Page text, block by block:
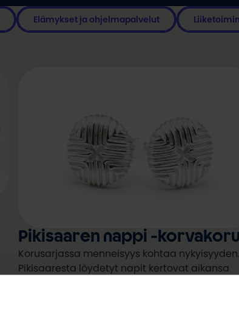
Elämykset ja ohjelmapalvelut
Pikisaaren nappi -
Korusarjassa menneisyys kohtaa nykyisyyden.
Pikisaaresta löydetyt napit kertovat aikansa